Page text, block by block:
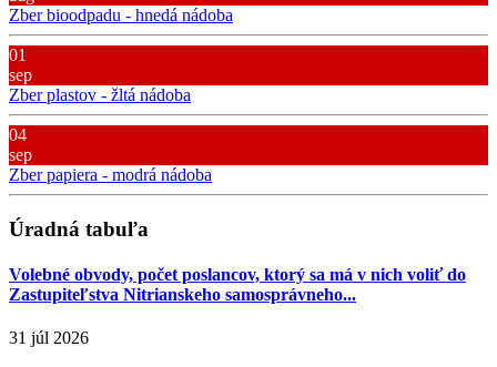
Zber bioodpadu - hnedá nádoba
01
sep
Zber plastov - žltá nádoba
04
sep
Zber papiera - modrá nádoba
Úradná tabuľa
Volebné obvody, počet poslancov, ktorý sa má v nich voliť do
Zastupiteľstva Nitrianskeho samosprávneho...
31 júl 2026